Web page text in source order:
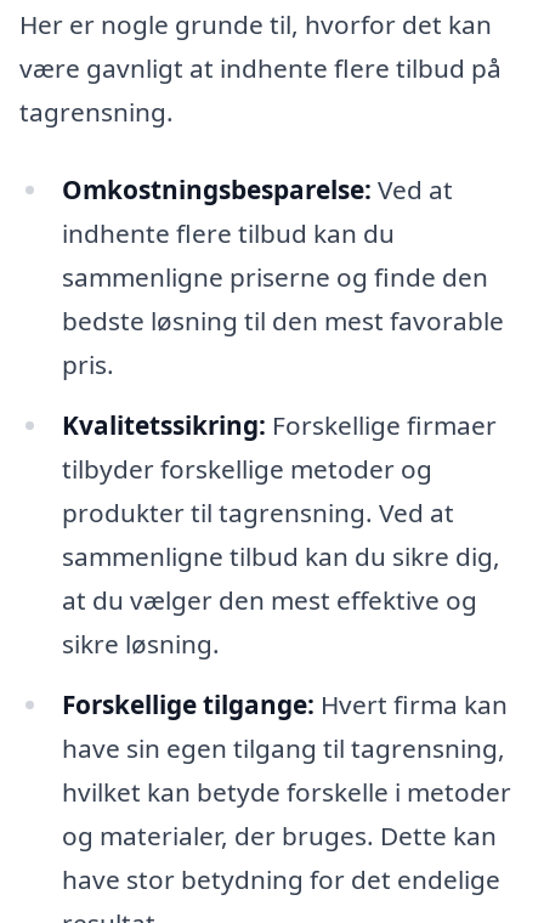
Her er nogle grunde til, hvorfor det kan
være gavnligt at indhente flere tilbud på
tagrensning.
Omkostningsbesparelse: Ved at
indhente flere tilbud kan du
sammenligne priserne og finde den
bedste løsning til den mest favorable
pris.
Kvalitetssikring: Forskellige firmaer
tilbyder forskellige metoder og
produkter til tagrensning. Ved at
sammenligne tilbud kan du sikre dig,
at du vælger den mest effektive og
sikre løsning.
Forskellige tilgange: Hvert firma kan
have sin egen tilgang til tagrensning,
hvilket kan betyde forskelle i metoder
og materialer, der bruges. Dette kan
have stor betydning for det endelige